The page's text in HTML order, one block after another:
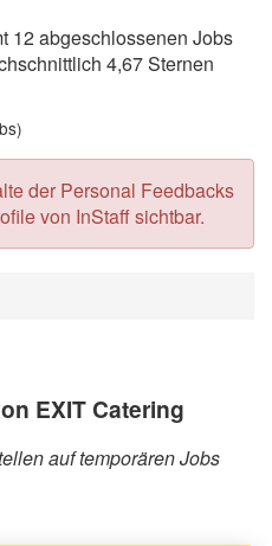
12 abgeschlossenen Jobs
4,67 Sternen
der Personal Feedbacks
von InStaff sichtbar.
EXIT Catering
auf temporären Jobs